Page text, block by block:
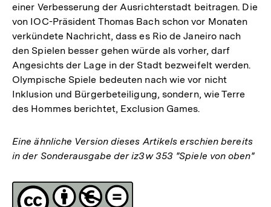
einer Verbesserung der Ausrichterstadt beitragen. Die
von IOC-Präsident Thomas Bach schon vor Monaten
verkündete Nachricht, dass es Rio de Janeiro nach
den Spielen besser gehen würde als vorher, darf
Angesichts der Lage in der Stadt bezweifelt werden.
Olympische Spiele bedeuten nach wie vor nicht
Inklusion und Bürgerbeteiligung, sondern, wie Terre
des Hommes berichtet, Exclusion Games.
Eine ähnliche Version dieses Artikels erschien bereits
in der Sonderausgabe der iz3w 353 "Spiele von oben"
Fussnoten
Lizenz